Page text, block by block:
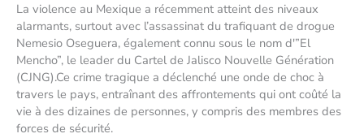
La violence au Mexique a récemment atteint des niveaux
alarmants, surtout avec l’assassinat du trafiquant de drogue
Nemesio Oseguera, également connu sous le nom d'”El
Mencho”, le leader du Cartel de Jalisco Nouvelle Génération
(CJNG).Ce crime tragique a déclenché une onde de choc à
travers le pays, entraînant des affrontements qui ont coûté la
vie à des dizaines de personnes, y compris des membres des
forces de sécurité.